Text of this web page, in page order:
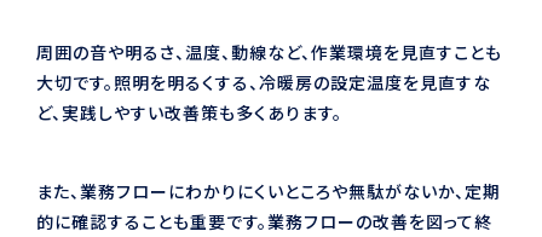
周囲の音や明るさ、温度、動線など、作業環境を見直すことも
大切です。照明を明るくする、冷暖房の設定温度を見直すな
ど、実践しやすい改善策も多くあります。
また、業務フローにわかりにくいところや無駄がないか、定期
的に確認することも重要です。業務フローの改善を図って終